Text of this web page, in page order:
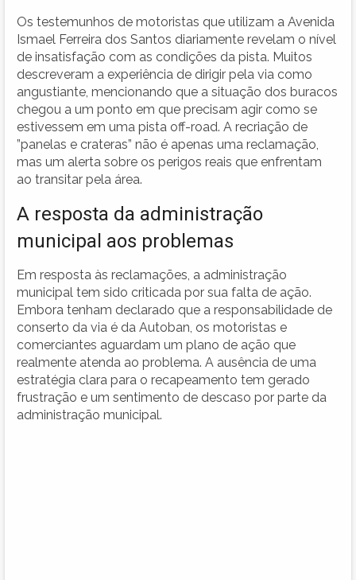
Os testemunhos de motoristas que utilizam a Avenida
Ismael Ferreira dos Santos diariamente revelam o nível
de insatisfação com as condições da pista. Muitos
descreveram a experiência de dirigir pela via como
angustiante, mencionando que a situação dos buracos
chegou a um ponto em que precisam agir como se
estivessem em uma pista off-road. A recriação de
”panelas e crateras” não é apenas uma reclamação,
mas um alerta sobre os perigos reais que enfrentam
ao transitar pela área.
A resposta da administração
municipal aos problemas
Em resposta às reclamações, a administração
municipal tem sido criticada por sua falta de ação.
Embora tenham declarado que a responsabilidade de
conserto da via é da Autoban, os motoristas e
comerciantes aguardam um plano de ação que
realmente atenda ao problema. A ausência de uma
estratégia clara para o recapeamento tem gerado
frustração e um sentimento de descaso por parte da
administração municipal.